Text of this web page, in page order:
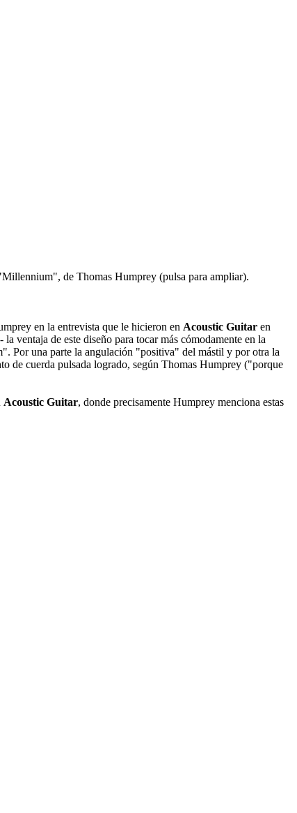
de Thomas Humprey (pulsa para ampliar).
en la entrevista que le hicieron en Acoustic Guitar en
ventaja de este diseño para tocar más cómodamente en la
Por una parte la angulación "positiva" del mástil y por otra la
de cuerda pulsada logrado, según Thomas Humprey ("porque
Acoustic Guitar, donde precisamente Humprey menciona estas